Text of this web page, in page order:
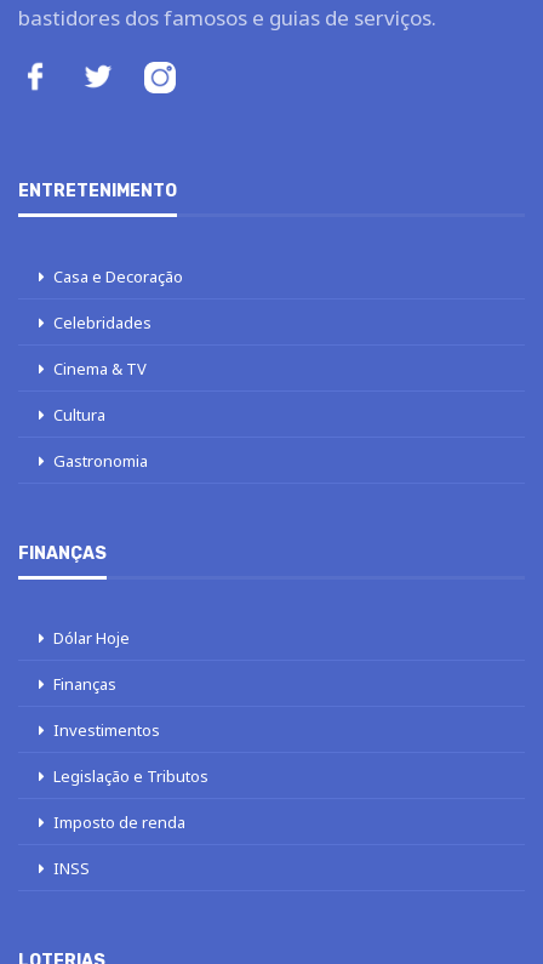
bastidores dos famosos e guias de serviços.
ENTRETENIMENTO
Casa e Decoração
Celebridades
Cinema & TV
Cultura
Gastronomia
FINANÇAS
Dólar Hoje
Finanças
Investimentos
Legislação e Tributos
Imposto de renda
INSS